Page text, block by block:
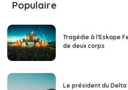
Populaire
Tragédie à l’Eskape
de deux corps
Le président du